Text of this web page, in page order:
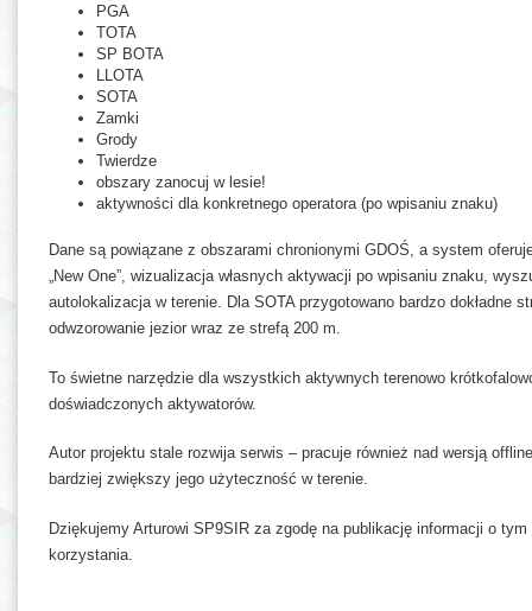
PGA
TOTA
SP BOTA
LLOTA
SOTA
Zamki
Grody
Twierdze
obszary zanocuj w lesie!
aktywności dla konkretnego operatora (po wpisaniu znaku)
Dane są powiązane z obszarami chronionymi GDOŚ, a system
„New One”, wizualizacja własnych aktywacji po wpisaniu znaku,
autolokalizacja w terenie. Dla SOTA przygotowano bardzo dokładne
odwzorowanie jezior wraz ze strefą 200 m.
To świetne narzędzie dla wszystkich aktywnych terenowo
doświadczonych aktywatorów.
Autor projektu stale rozwija serwis – pracuje również nad wersją
bardziej zwiększy jego użyteczność w terenie.
Dziękujemy Arturowi SP9SIR za zgodę na publikację informacji o
korzystania.